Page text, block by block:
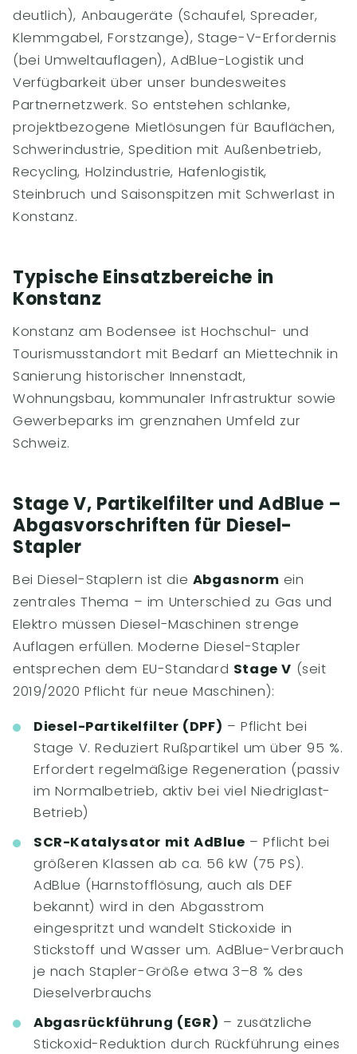
deutlich), Anbaugeräte (Schaufel, Spreader,
Klemmgabel, Forstzange), Stage-V-Erfordernis
(bei Umweltauflagen), AdBlue-Logistik und
Verfügbarkeit über unser bundesweites
Partnernetzwerk. So entstehen schlanke,
projektbezogene Mietlösungen für Bauflächen,
Schwerindustrie, Spedition mit Außenbetrieb,
Recycling, Holzindustrie, Hafenlogistik,
Steinbruch und Saisonspitzen mit Schwerlast in
Konstanz.
Typische Einsatzbereiche in
Konstanz
Konstanz am Bodensee ist Hochschul- und
Tourismusstandort mit Bedarf an Miettechnik in
Sanierung historischer Innenstadt,
Wohnungsbau, kommunaler Infrastruktur sowie
Gewerbeparks im grenznahen Umfeld zur
Schweiz.
Stage V, Partikelfilter und AdBlue –
Abgasvorschriften für Diesel-
Stapler
Bei Diesel-Staplern ist die Abgasnorm ein
zentrales Thema – im Unterschied zu Gas und
Elektro müssen Diesel-Maschinen strenge
Auflagen erfüllen. Moderne Diesel-Stapler
entsprechen dem EU-Standard Stage V (seit
2019/2020 Pflicht für neue Maschinen):
Diesel-Partikelfilter (DPF) – Pflicht bei
Stage V. Reduziert Rußpartikel um über 95 %.
Erfordert regelmäßige Regeneration (passiv
im Normalbetrieb, aktiv bei viel Niedriglast-
Betrieb)
SCR-Katalysator mit AdBlue – Pflicht bei
größeren Klassen ab ca. 56 kW (75 PS).
AdBlue (Harnstofflösung, auch als DEF
bekannt) wird in den Abgasstrom
eingespritzt und wandelt Stickoxide in
Stickstoff und Wasser um. AdBlue-Verbrauch
je nach Stapler-Größe etwa 3–8 % des
Dieselverbrauchs
Abgasrückführung (EGR) – zusätzliche
Stickoxid-Reduktion durch Rückführung eines